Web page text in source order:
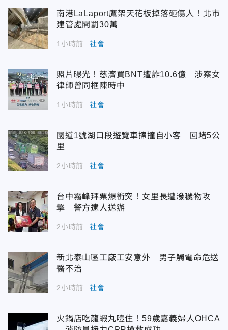
南港LaLaport鷹架天花板掉落砸傷人！北市
建管處開罰30萬
1小時前 社會
照片曝光！慈濟買BNT遭詐10.6億 涉案女
律師曾同框陳時中
1小時前 社會
國道1號湖口段遊覽車擦撞自小客 回堵5公
里
2小時前 社會
台中霧峰拜票爆衝突！女里長遭潑穢物攻
擊 警方逮人送辦
2小時前 社會
新北泰山區工廠工安意外 男子觸電命危送
醫不治
2小時前 社會
火鍋店吃龍蝦丸噎住！59歲嘉義婦人OHCA